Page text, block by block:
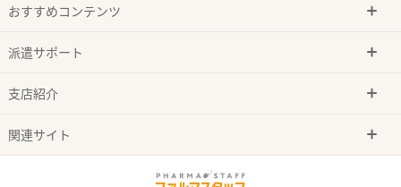
おすすめコンテンツ
派遣サポート
支店紹介
関連サイト